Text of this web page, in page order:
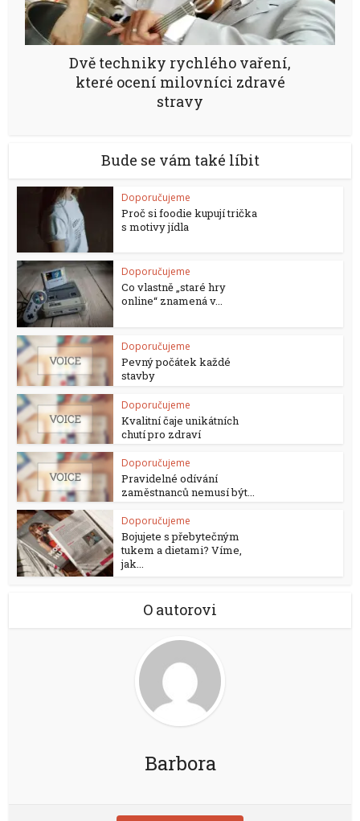
Dvě techniky rychlého vaření,
které ocení milovníci zdravé
stravy
Bude se vám také líbit
Doporučujeme
Proč si foodie kupují trička
s motivy jídla
Doporučujeme
Co vlastně „staré hry
online“ znamená v...
Doporučujeme
Pevný počátek každé
stavby
Doporučujeme
Kvalitní čaje unikátních
chutí pro zdraví
Doporučujeme
Pravidelné odívání
zaměstnanců nemusí být...
Doporučujeme
Bojujete s přebytečným
tukem a dietami? Víme,
jak...
O autorovi
Barbora